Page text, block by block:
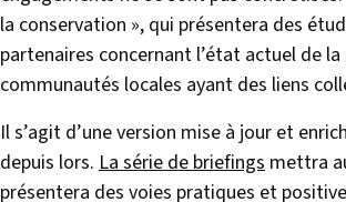
la conservation », qui présentera des
partenaires concernant l’état actuel de
communautés locales ayant des liens
Il s’agit d’une version mise à jour et
depuis lors. La série de briefings mettra
présentera des voies pratiques et